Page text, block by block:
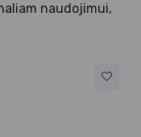
naudojimui,